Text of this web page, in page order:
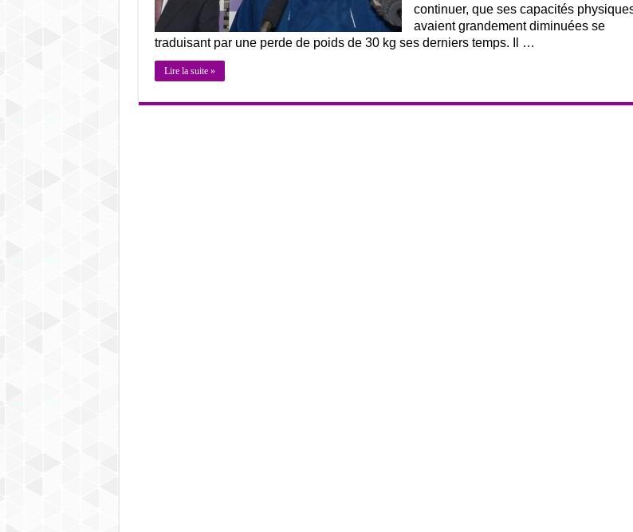
continuer, que ses capacités
avaient grandement diminuées se
traduisant par une perde de poids de 30 kg ses derniers temps. Il …
Lire la suite »